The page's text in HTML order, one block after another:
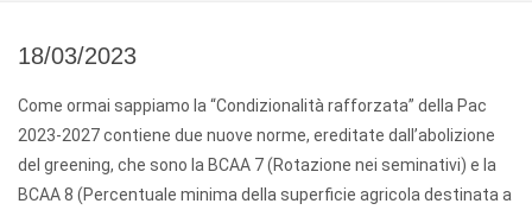
18/03/2023
Come ormai sappiamo la “Condizionalità rafforzata” della Pac
2023-2027 contiene due nuove norme, ereditate dall’abolizione
del greening, che sono la BCAA 7 (Rotazione nei seminativi) e la
BCAA 8 (Percentuale minima della superficie agricola destinata a